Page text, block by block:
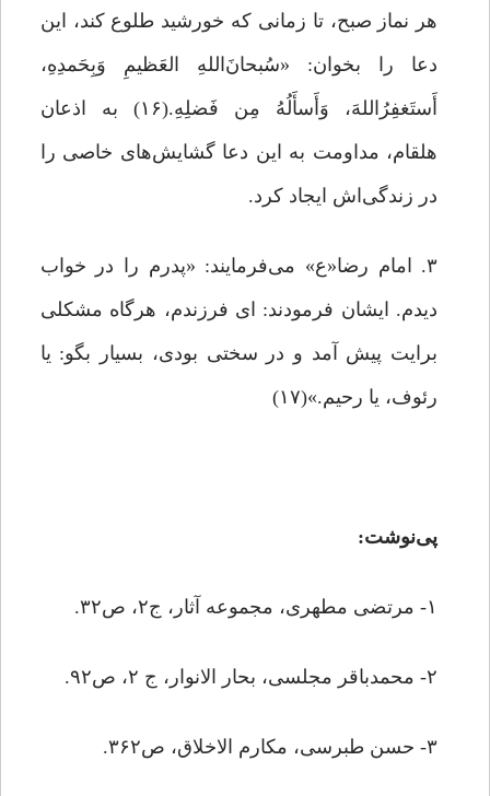
هر نماز صبح، تا زمانی که خورشید طلوع کند، این
دعا را بخوان: «‌سُبحانَ‌اللهِ العَظیمِ وَبِحَمدِهِ،
أَستَغفِرُاللهَ، وَأَسأَلُهُ مِن فَضلِهِ.(۱۶) به اذعان
هلقام، مداومت به این دعا گشایش‌های خاصی را
در زندگی‌اش ایجاد کرد.
٣. امام رضا«ع» می‌فرمایند: «پدرم را در خواب
دیدم. ایشان فرمودند: ای فرزندم، هرگاه مشکلی
برایت پیش آمد و در سختی بودی، بسیار بگو: یا
رئوف، یا رحیم.»(۱۷)
پی‌نوشت:
۱- مرتضی مطهری، مجموعه آثار، ج۲، ص۳۲.
۲- محمدباقر مجلسی، بحار الانوار، ج ۲، ص۹۲.
۳- حسن طبرسی، مکارم الاخلاق، ص۳۶۲.